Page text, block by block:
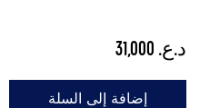
د.ع.
إضافة إلى السلة